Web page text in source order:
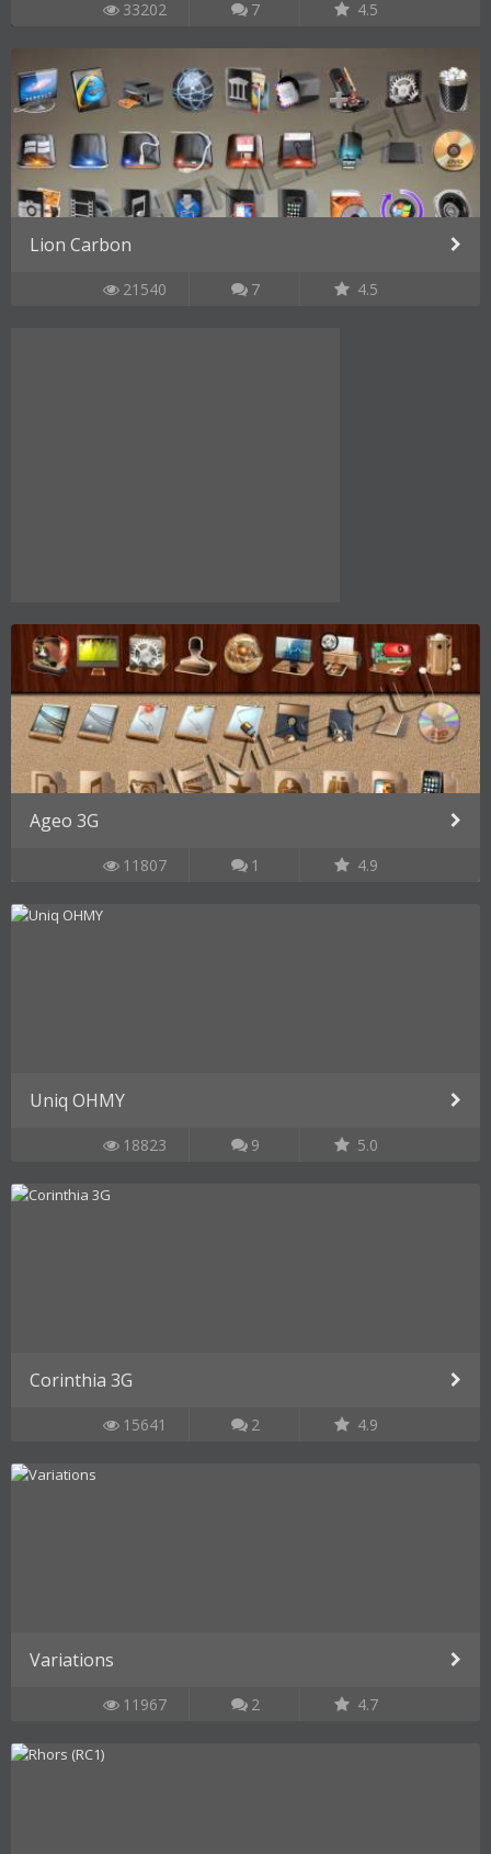
33202 7 4.5
Lion Carbon
21540 7 4.5
Ageo 3G
11807 1 4.9
Uniq OHMY
18823 9 5.0
Corinthia 3G
15641 2 4.9
Variations
11967 2 4.7